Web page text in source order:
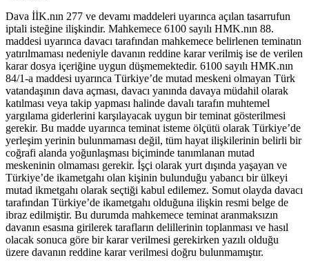
Dava İİK.nın 277 ve devamı maddeleri uyarınca açılan tasarrufun
iptali isteğine ilişkindir. Mahkemece 6100 sayılı HMK.nın 88.
maddesi uyarınca davacı tarafından mahkemece belirlenen teminatın
yatırılmaması nedeniyle davanın reddine karar verilmiş ise de verilen
karar dosya içeriğine uygun düşmemektedir. 6100 sayılı HMK.nın
84/1-a maddesi uyarınca Türkiye’de mutad meskeni olmayan Türk
vatandaşının dava açması, davacı yanında davaya müdahil olarak
katılması veya takip yapması halinde davalı tarafın muhtemel
yargılama giderlerini karşılayacak uygun bir teminat gösterilmesi
gerekir. Bu madde uyarınca teminat isteme ölçütü olarak Türkiye’de
yerleşim yerinin bulunmaması değil, tüm hayat ilişkilerinin belirli bir
coğrafi alanda yoğunlaşması biçiminde tanımlanan mutad
meskeninin olmaması gerekir. İşçi olarak yurt dışında yaşayan ve
Türkiye’de ikametgahı olan kişinin bulunduğu yabancı bir ülkeyi
mutad ikmetgahı olarak seçtiği kabul edilemez. Somut olayda davacı
tarafından Türkiye’de ikametgahı olduğuna ilişkin resmi belge de
ibraz edilmiştir. Bu durumda mahkemece teminat aranmaksızın
davanın esasına girilerek tarafların delillerinin toplanması ve hasıl
olacak sonuca göre bir karar verilmesi gerekirken yazılı olduğu
üzere davanın reddine karar verilmesi doğru bulunmamıştır.